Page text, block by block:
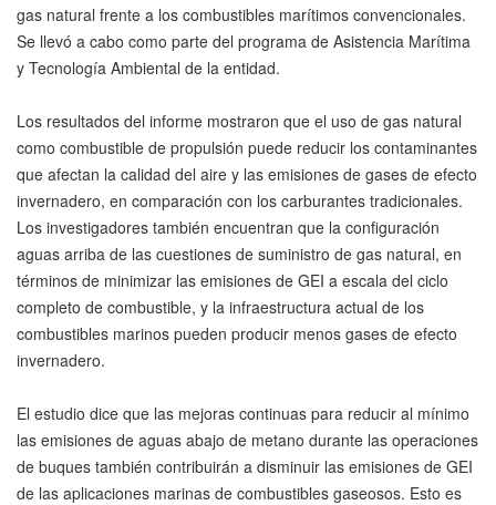
gas natural frente a los combustibles marítimos convencionales.
Se llevó a cabo como parte del programa de Asistencia Marítima
y Tecnología Ambiental de la entidad.
Los resultados del informe mostraron que el uso de gas natural
como combustible de propulsión puede reducir los contaminantes
que afectan la calidad del aire y las emisiones de gases de efecto
invernadero, en comparación con los carburantes tradicionales.
Los investigadores también encuentran que la configuración
aguas arriba de las cuestiones de suministro de gas natural, en
términos de minimizar las emisiones de GEI a escala del ciclo
completo de combustible, y la infraestructura actual de los
combustibles marinos pueden producir menos gases de efecto
invernadero.
El estudio dice que las mejoras continuas para reducir al mínimo
las emisiones de aguas abajo de metano durante las operaciones
de buques también contribuirán a disminuir las emisiones de GEI
de las aplicaciones marinas de combustibles gaseosos. Esto es